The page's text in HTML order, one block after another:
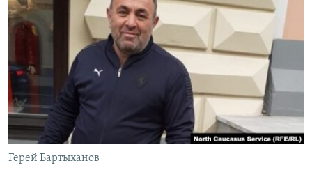
СИБИРЬ.РЕАЛИИ
РАСПИСАНИЕ ВЕЩАНИЯ
ПОДПИШИТЕСЬ НА РАССЫЛКУ
СОЦИАЛЬНЫЕ СЕТИ
Герей Бартыханов